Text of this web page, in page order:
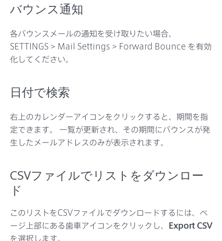
バウンス通知
各バウンスメールの通知を受け取りたい場合、
SETTINGS > Mail Settings > Forward Bounce を有効
化してください。
日付で検索
右上のカレンダーアイコンをクリックすると、期間を指
定できます。 一覧が更新され、その期間にバウンスが発
生したメールアドレスのみが表示されます。
CSVファイルでリストをダウンロー
ド
このリストをCSVファイルでダウンロードするには、ペ
ージ上部にある歯車アイコンをクリックし、 Export CSV
を選択します。